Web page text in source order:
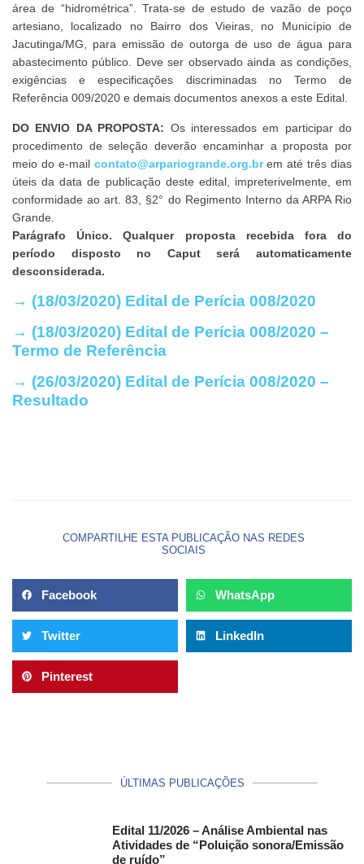
área de “hidrométrica”. Trata-se de estudo de vazão de poço
artesiano, localizado no Bairro dos Vieiras, no Município de
Jacutinga/MG, para emissão de outorga de uso de água para
abastecimento público. Deve ser observado ainda as condições,
exigências e especificações discriminadas no Termo de
Referência 009/2020 e demais documentos anexos a este Edital.
DO ENVIO DA PROPOSTA: Os interessados em participar do
procedimento de seleção deverão encaminhar a proposta por
meio do e-mail contato@arpariogrande.org.brem até três dias
úteis da data de publicação deste edital, impreterivelmente, em
conformidade ao art. 83, §2° do Regimento Interno da ARPA Rio
Grande.
Parágrafo Único. Qualquer proposta recebida fora do
período disposto no Caput será automaticamente
desconsiderada.
→ (18/03/2020) Edital de Perícia 008/2020
→ (18/03/2020) Edital de Perícia 008/2020 –
Termo de Referência
→ (26/03/2020) Edital de Perícia 008/2020 –
Resultado
COMPARTILHE ESTA PUBLICAÇÃO NAS REDES
SOCIAIS
Facebook WhatsApp
Twitter LinkedIn
Pinterest
ÚLTIMAS PUBLICAÇÕES
Edital 11/2026 – Análise Ambiental nas
Atividades de “Poluição sonora/Emissão
de ruído”